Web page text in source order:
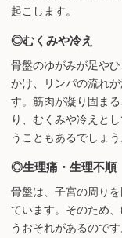
起こします。
◎むくみや冷え
骨盤のゆがみが足や
かけ、リンパの流れ
す。筋肉が凝り固ま
り、むくみや冷えと
うこともあるでしょう
◎生理痛・生理不順
骨盤は、子宮の周り
ています。そのため
うおそれがあるので